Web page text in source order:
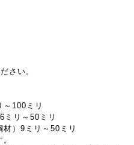
さい。
～100ミリ
ミリ～50ミリ
）9ミリ～50ミリ